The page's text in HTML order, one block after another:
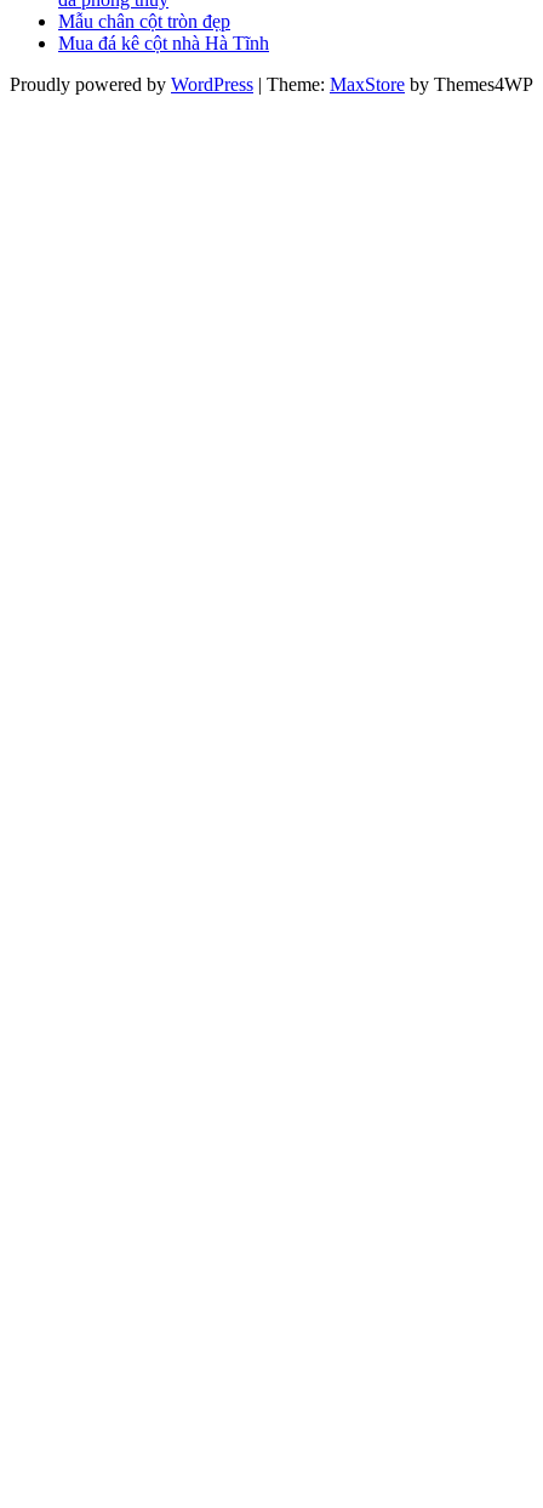
Mẫu chân cột tròn đẹp
Mua đá kê cột nhà Hà Tĩnh
Proudly powered by WordPress | Theme: MaxStore by Themes4WP